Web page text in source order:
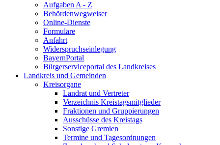
Aufgaben A - Z
Behördenwegweiser
Online-Dienste
Formulare
Anfahrt
Widerspruchseinlegung
BayernPortal
Bürgerserviceportal des Landkreises
Landkreis und Gemeinden
Kreisorgane
Landrat und Vertreter
Verzeichnis Kreistagsmitglieder
Fraktionen und Gruppierungen
Ausschüsse des Kreistags
Sonstige Gremien
Termine und Tagesordnungen